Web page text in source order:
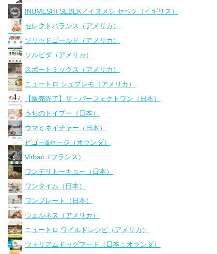
INUMESHI SEBEK／イヌメシ セベク（イギリス）
セレクトバランス（アメリカ）
ソリッドゴールド（アメリカ）
ソルビダ（アメリカ）
スポートミックス（アメリカ）
ニュートロ シュプレモ（アメリカ）
【販売終了】ザ・パーフェクトワン（日本）
うちのトイプー（日本）
ウマミネイチャー（日本）
ビゴー&セージ（オランダ）
Virbac（フランス）
ワンデリトーキョー（日本）
ワンタイム（日本）
ワンプレート（日本）
ウェルネス（アメリカ）
ニュートロ ワイルドレシピ（アメリカ）
ウィリアムドッグフード（日本：オランダ）